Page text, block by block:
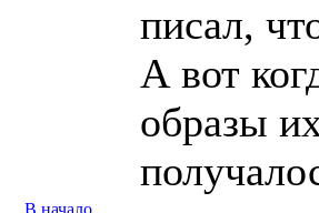
писал,
А вот
образы
В начало